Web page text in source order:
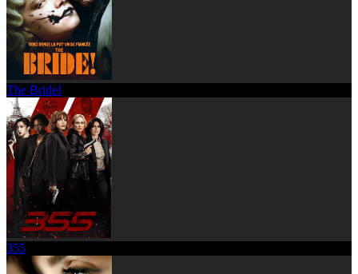
The Bride!
355